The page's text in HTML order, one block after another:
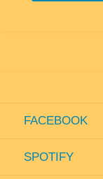
FACEBOOK
SPOTIFY